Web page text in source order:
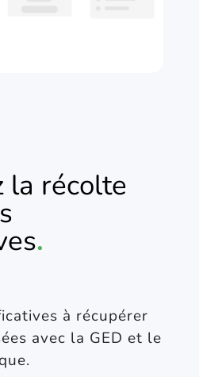
la récolte
.
à récupérer
avec la GED et le